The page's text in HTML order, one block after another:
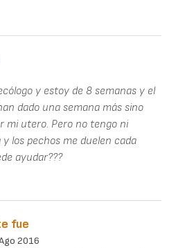
y estoy de 8 semanas y el
dado una semana más sino
mi utero. Pero no tengo ni
los pechos me duelen cada
ayudar???
fue
2016